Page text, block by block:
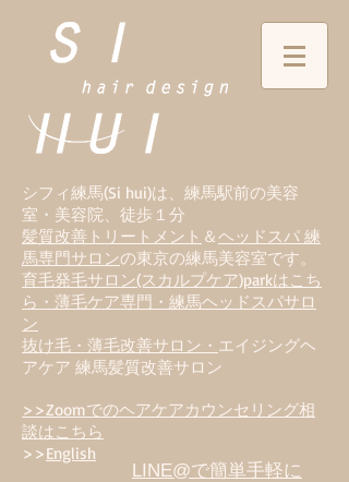
シフィ練馬(Si hui)は、 練馬駅前の美容
室・美容院、徒歩１分
髪質改善トリートメント ＆ヘッドスパ 練
馬専門サロンの東京の練馬美容室です。
育毛発毛サロン(スカルプケア)parkはこち
ら・薄毛ケア専門・練馬ヘッドスパサロ
ン
抜け毛・薄毛改善サロン・ エイジングヘ
アケア 練馬髪質改善サロン
>>Zoomでのヘアケアカウンセリング相
談はこちら
>>English
LINE@で簡単手軽に